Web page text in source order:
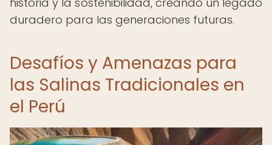
duradero para las generaciones futuras.
Desafíos y Amenazas para
las Salinas Tradicionales en
el Perú